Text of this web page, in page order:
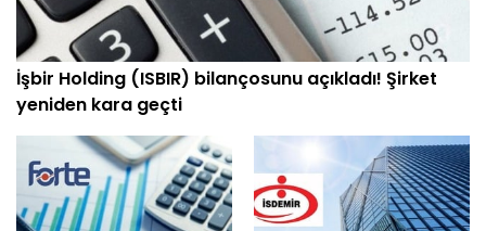
İşbir Holding (ISBIR) bilançosunu açıkladı! Şirket
yeniden kara geçti